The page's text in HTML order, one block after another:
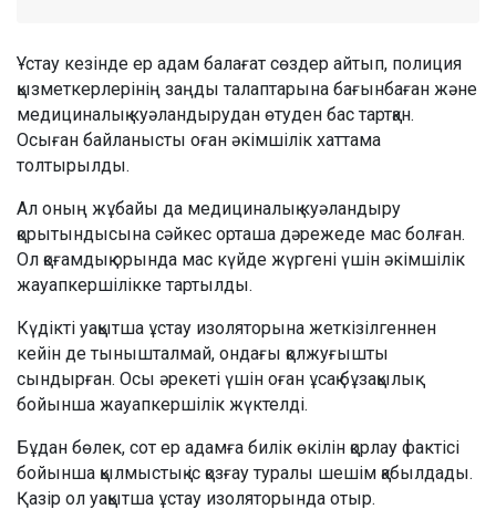
Ұстау кезінде ер адам балағат сөздер айтып, полиция
қызметкерлерінің заңды талаптарына бағынбаған және
медициналық куәландырудан өтуден бас тартқан.
Осыған байланысты оған әкімшілік хаттама
толтырылды.
Ал оның жұбайы да медициналық куәландыру
қорытындысына сәйкес орташа дәрежеде мас болған.
Ол қоғамдық орында мас күйде жүргені үшін әкімшілік
жауапкершілікке тартылды.
Күдікті уақытша ұстау изоляторына жеткізілгеннен
кейін де тынышталмай, ондағы қолжуғышты
сындырған. Осы әрекеті үшін оған ұсақ бұзақылық
бойынша жауапкершілік жүктелді.
Бұдан бөлек, сот ер адамға билік өкілін қорлау фактісі
бойынша қылмыстық іс қозғау туралы шешім қабылдады.
Қазір ол уақытша ұстау изоляторында отыр.